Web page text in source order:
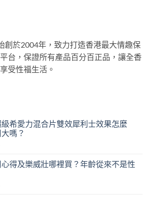
創於2004年，致力打造香港最大情趣保
台，保證所有產品百分百正品，讓全香
受性福生活。
希愛力混合片雙效犀利士效果怎麼
嗎？
得及樂威壯哪裡買？年齡從來不是性